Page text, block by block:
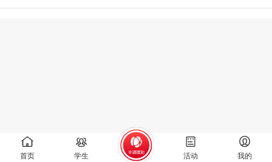
首页 学生 活动 我的